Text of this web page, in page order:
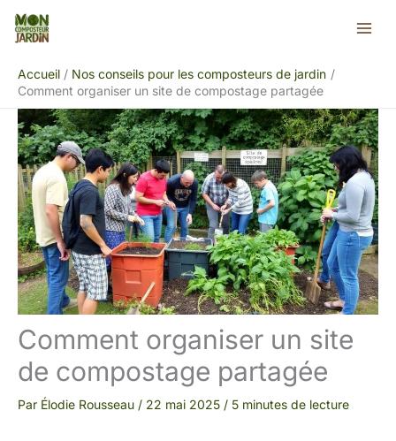
Aller
Accueil
Nos conseils pour les composteurs de jardin
Comment organiser un site de compostage partagée
Comment organiser un site
de compostage partagée
Par Élodie Rousseau / 22 mai 2025 / 5 minutes de lecture
Rechercher